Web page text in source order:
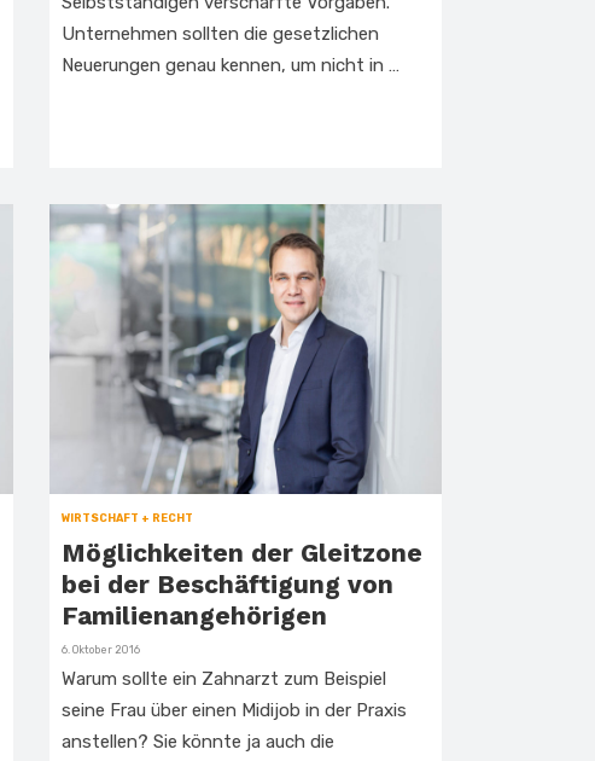
Unternehmen sollten die gesetzlichen
Neuerungen genau kennen, um nicht in …
WIRTSCHAFT + RECHT
Möglichkeiten der Gleitzone
bei der Beschäftigung von
Familienangehörigen
Veröffentlicht
6. Oktober 2016
Warum sollte ein Zahnarzt zum Beispiel
seine Frau über einen Midijob in der Praxis
anstellen? Sie könnte ja auch die